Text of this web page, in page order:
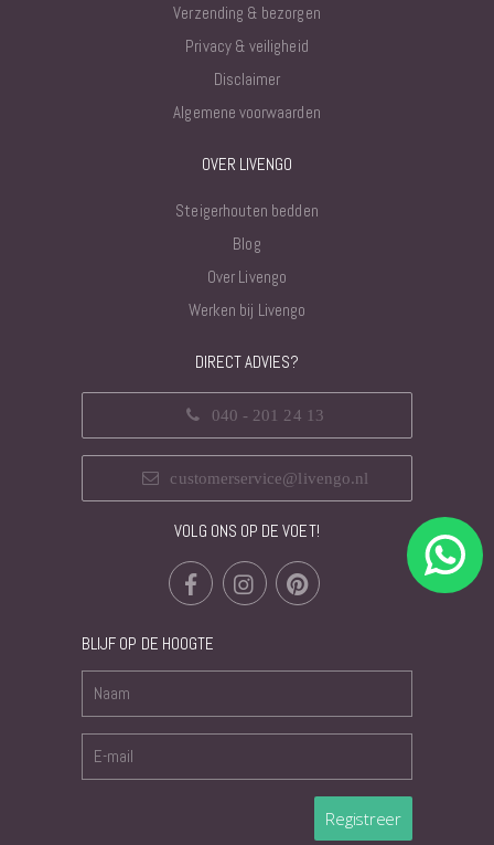
Verzending & bezorgen
Privacy & veiligheid
Disclaimer
Algemene voorwaarden
OVER LIVENGO
Steigerhouten bedden
Blog
Over Livengo
Werken bij Livengo
DIRECT ADVIES?
040 - 201 24 13
customerservice@livengo.nl
VOLG ONS OP DE VOET!
BLIJF OP DE HOOGTE
Registreer